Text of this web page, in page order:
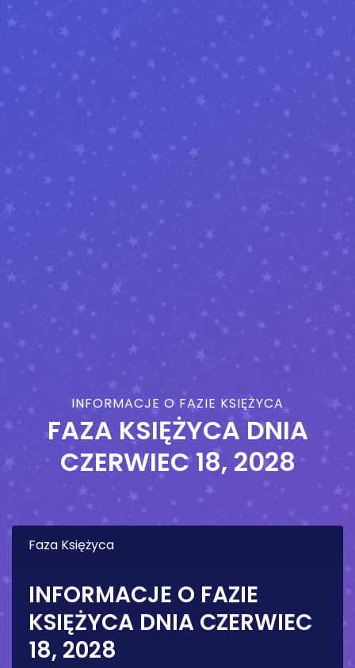
INFORMACJE O FAZIE KSIĘŻYCA
FAZA KSIĘŻYCA DNIA
CZERWIEC 18, 2028
Faza Księżyca
INFORMACJE O FAZIE
KSIĘŻYCA DNIA CZERWIEC
18, 2028